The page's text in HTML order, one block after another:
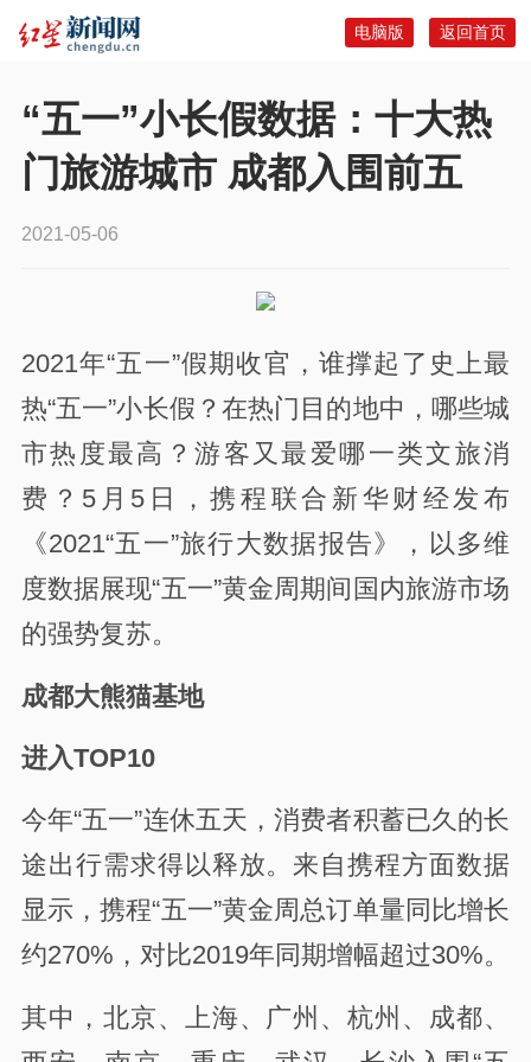
返回首页
电脑版
“五一”小长假数据：十大热
门旅游城市 成都入围前五
2021-05-06
2021年“五一”假期收官，谁撑起了史上最
热“五一”小长假？在热门目的地中，哪些城
市热度最高？游客又最爱哪一类文旅消
费？5月5日，携程联合新华财经发布
《2021“五一”旅行大数据报告》，以多维
度数据展现“五一”黄金周期间国内旅游市场
的强势复苏。
成都大熊猫基地
进入TOP10
今年“五一”连休五天，消费者积蓄已久的长
途出行需求得以释放。来自携程方面数据
显示，携程“五一”黄金周总订单量同比增长
约270%，对比2019年同期增幅超过30%。
其中，北京、上海、广州、杭州、成都、